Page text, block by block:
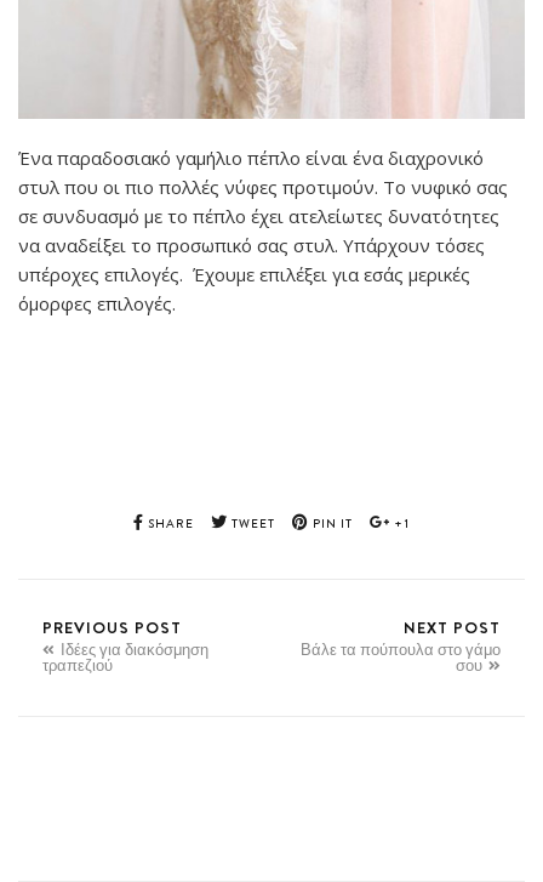
Ένα παραδοσιακό γαμήλιο πέπλο είναι ένα διαχρονικό
στυλ που οι πιο πολλές νύφες προτιμούν. Το νυφικό σας
σε συνδυασμό με το πέπλο έχει ατελείωτες δυνατότητες
να αναδείξει το προσωπικό σας στυλ. Υπάρχουν τόσες
υπέροχες επιλογές. Έχουμε επιλέξει για εσάς μερικές
όμορφες επιλογές.
SHARE TWEET PIN IT +1
PREVIOUS POST
Ιδέες για διακόσμηση
τραπεζιού
NEXT POST
Βάλε τα πούπουλα στο γάμο
σου